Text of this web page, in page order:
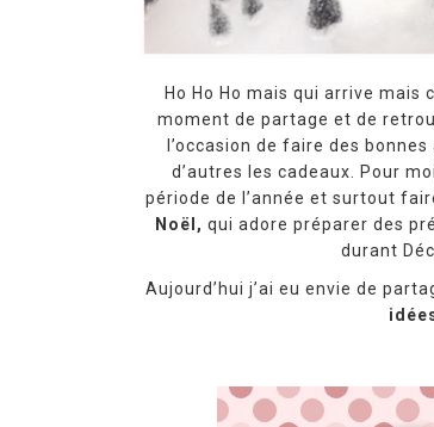
Ho Ho Ho mais qui arrive mais
moment de partage et de
l’occasion de faire des
d’autres les cadeaux. Pour
période de l’année et surtout
Noël, qui adore préparer des
durant
Aujourd’hui j’ai eu envie de